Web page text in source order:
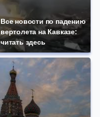
Все новости по падению
вертолета на Кавказе:
читать здесь